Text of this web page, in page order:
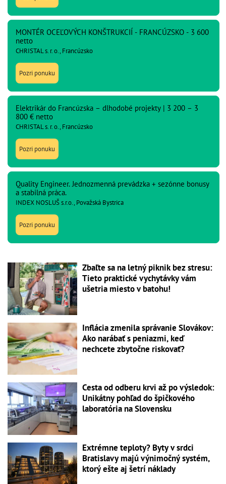
MONTÉR OCEĽOVÝCH KONŠTRUKCIÍ - FRANCÚZSKO - 3 600
netto
CHRISTAL s. r. o., Francúzsko
Pozri ponuku
Elektrikár do Francúzska – dlhodobé projekty | 3 200 – 3
800 € netto
CHRISTAL s. r. o., Francúzsko
Pozri ponuku
Quality Engineer. Jednozmenná prevádzka + sezónne bonusy
a stabilná práca.
INDEX NOSLUŠ s.r.o., Považská Bystrica
Pozri ponuku
Zbaľte sa na letný piknik bez stresu:
Tieto praktické vychytávky vám
ušetria miesto v batohu!
Inflácia zmenila správanie Slovákov:
Ako narábať s peniazmi, keď
nechcete zbytočne riskovať?
Cesta od odberu krvi až po výsledok:
Unikátny pohľad do špičkového
laboratória na Slovensku
Extrémne teploty? Byty v srdci
Bratislavy majú výnimočný systém,
ktorý ešte aj šetrí náklady